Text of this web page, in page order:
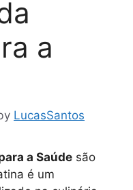
a
LucasSantos
a Saúde são
é um